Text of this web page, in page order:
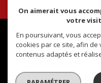
© 2026 | Tous droits
Plan du site- Mentions légales-
un seul site
On aimerait vous
votre
En poursuivant, vous
cookies par ce site, afin
contenus adaptés et